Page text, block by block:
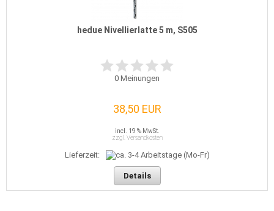
hedue Nivellierlatte 5 m, S505
0 Meinungen
38,50 EUR
incl. 19 % MwSt.
zzgl. Versandkosten
Lieferzeit:
Details